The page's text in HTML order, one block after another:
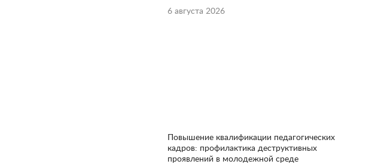
6 августа 2026
Повышение квалификации педагогических
кадров: профилактика деструктивных
проявлений в молодежной среде